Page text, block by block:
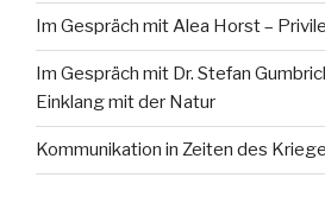
Im Gespräch mit Alea Horst –
Im Gespräch mit Dr. Stefan
Einklang mit der Natur
Kommunikation in Zeiten des